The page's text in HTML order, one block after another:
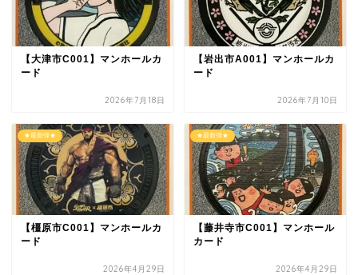
【大津市C001】マンホールカ
ード
2026年7月18日
【岩出市A001】マンホールカ
ード
2026年7月10日
★最新弾★
【橿原市C001】マンホールカ
ード
2026年4月29日
★最新弾★
【藤井寺市C001】マンホール
カード
2026年4月29日